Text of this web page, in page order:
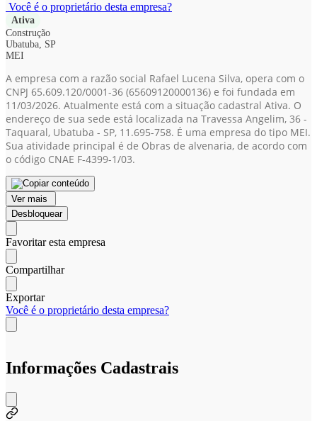
Você é o proprietário desta empresa?
Ativa
Construção
Ubatuba, SP
MEI
A empresa com a razão social Rafael Lucena Silva, opera com o
CNPJ 65.609.120/0001-36 (65609120000136) e foi fundada em
11/03/2026. Atualmente está com a situação cadastral Ativa. O
endereço de sua sede está localizada na Travessa Angelim, 36 -
Taquaral, Ubatuba - SP, 11.695-758. É uma empresa do tipo MEI.
Sua atividade principal é de Obras de alvenaria, de acordo com
o código CNAE F-4399-1/03.
Ver mais
Desbloquear
Favoritar esta empresa
Compartilhar
Exportar
Você é o proprietário desta empresa?
Informações Cadastrais